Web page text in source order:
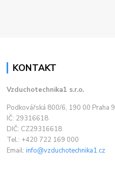
KONTAKT
Vzduchotechnika1 s.r.o.
Podkovářská 800/6, 190 00 Praha 9
IČ: 29316618
DIČ: CZ29316618
Tel.: +420 722 169 000
Email:info@vzduchotechnika1.cz